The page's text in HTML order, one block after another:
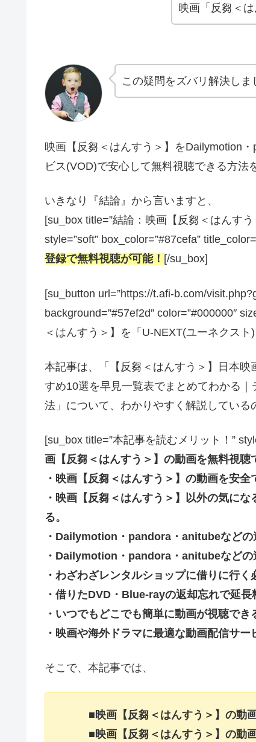
映画「反芻＜
この疑問をズバリ解決しま
映画【反芻＜はんすう＞】をDailymotion
ビス(VOD)で安心して無料視聴できる方法
いきなり『結論』から言いますと、
[su_box title=”結論：映画【反芻＜はんす
style=”soft” box_color=”#87cefa”
登録で無料視聴が可能！ [/su_box]
[su_button url=”https://t.afi-b.com/
background=”#57ef2d” color=”#000000″
＜はんすう＞】を「U-NEXT(ユーネクス
本記事は、「【反芻＜はんすう＞】日本
すめ10選を早見一覧表でまとめてわかる
法」について、わかりやすく解説している
[su_box title=”本記事を読むメリット！”
画【反芻＜はんすう＞】の動画を無料視聴
・映画【反芻＜はんすう＞】の動画を安全
・映画【反芻＜はんすう＞】以外の気に
る。
・Dailymotion・pandora・anitubeなどの
・Dailymotion・pandora・anitubeなどの
・わざわざレンタルショップに借りに行く
・借りたDVD・Blue-rayの返却忘れで延長
・いつでもどこでも簡単に動画が視聴でき
・映画や海外ドラマに最適な動画配信サー
そこで、本記事では、
■映画【反芻＜はんすう＞】の動
■映画【反芻＜はんすう＞】の動